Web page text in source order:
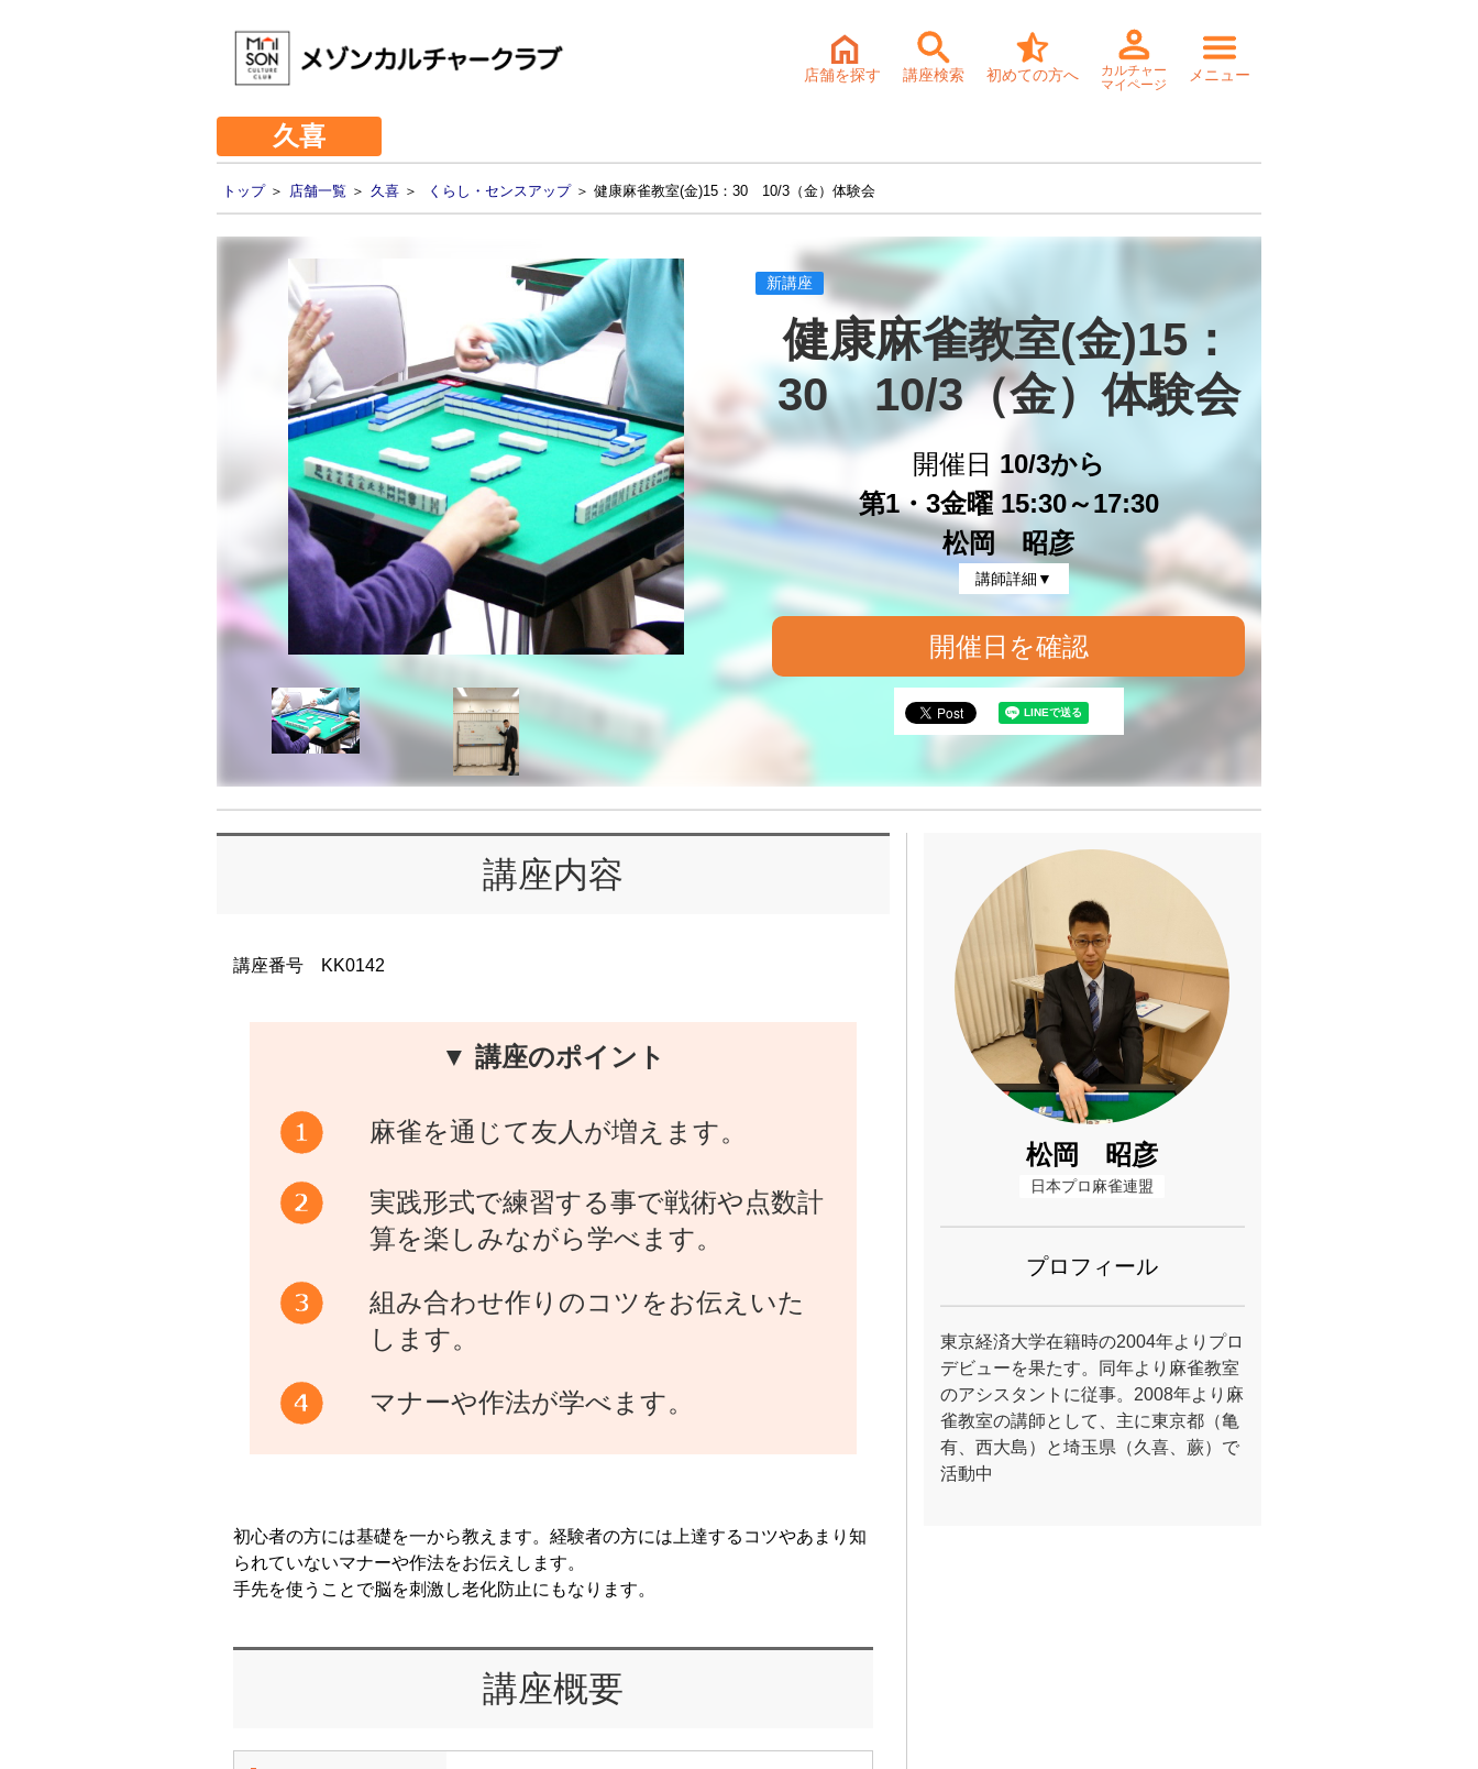
店舗を探す 講座検索 初めての方へ
カルチャー
マイページ
メニュー
久喜
トップ＞ 店舗一覧 ＞ 久喜 ＞ くらし・センスアップ＞ 健康麻雀教室(金)15：30 10/3（金）体験会
新講座
健康麻雀教室(金)15：
30　10/3（金）体験会
開催日 10/3から
第1・3金曜 15:30～17:30
松岡 昭彦
講師詳細▼
開催日を確認
講座内容
講座番号 KK0142
▼ 講座のポイント
麻雀を通じて友人が増えます。
実践形式で練習する事で戦術や点数計
算を楽しみながら学べます。
組み合わせ作りのコツをお伝えいた
します。
マナーや作法が学べます。
初心者の方には基礎を一から教えます。経験者の方には上達するコツやあまり知
られていないマナーや作法をお伝えします。
手先を使うことで脳を刺激し老化防止にもなります。
講座概要
松岡 昭彦
日本プロ麻雀連盟
プロフィール
東京経済大学在籍時の2004年よりプロ
デビューを果たす。同年より麻雀教室
のアシスタントに従事。2008年より麻
雀教室の講師として、主に東京都（亀
有、西大島）と埼玉県（久喜、蕨）で
活動中